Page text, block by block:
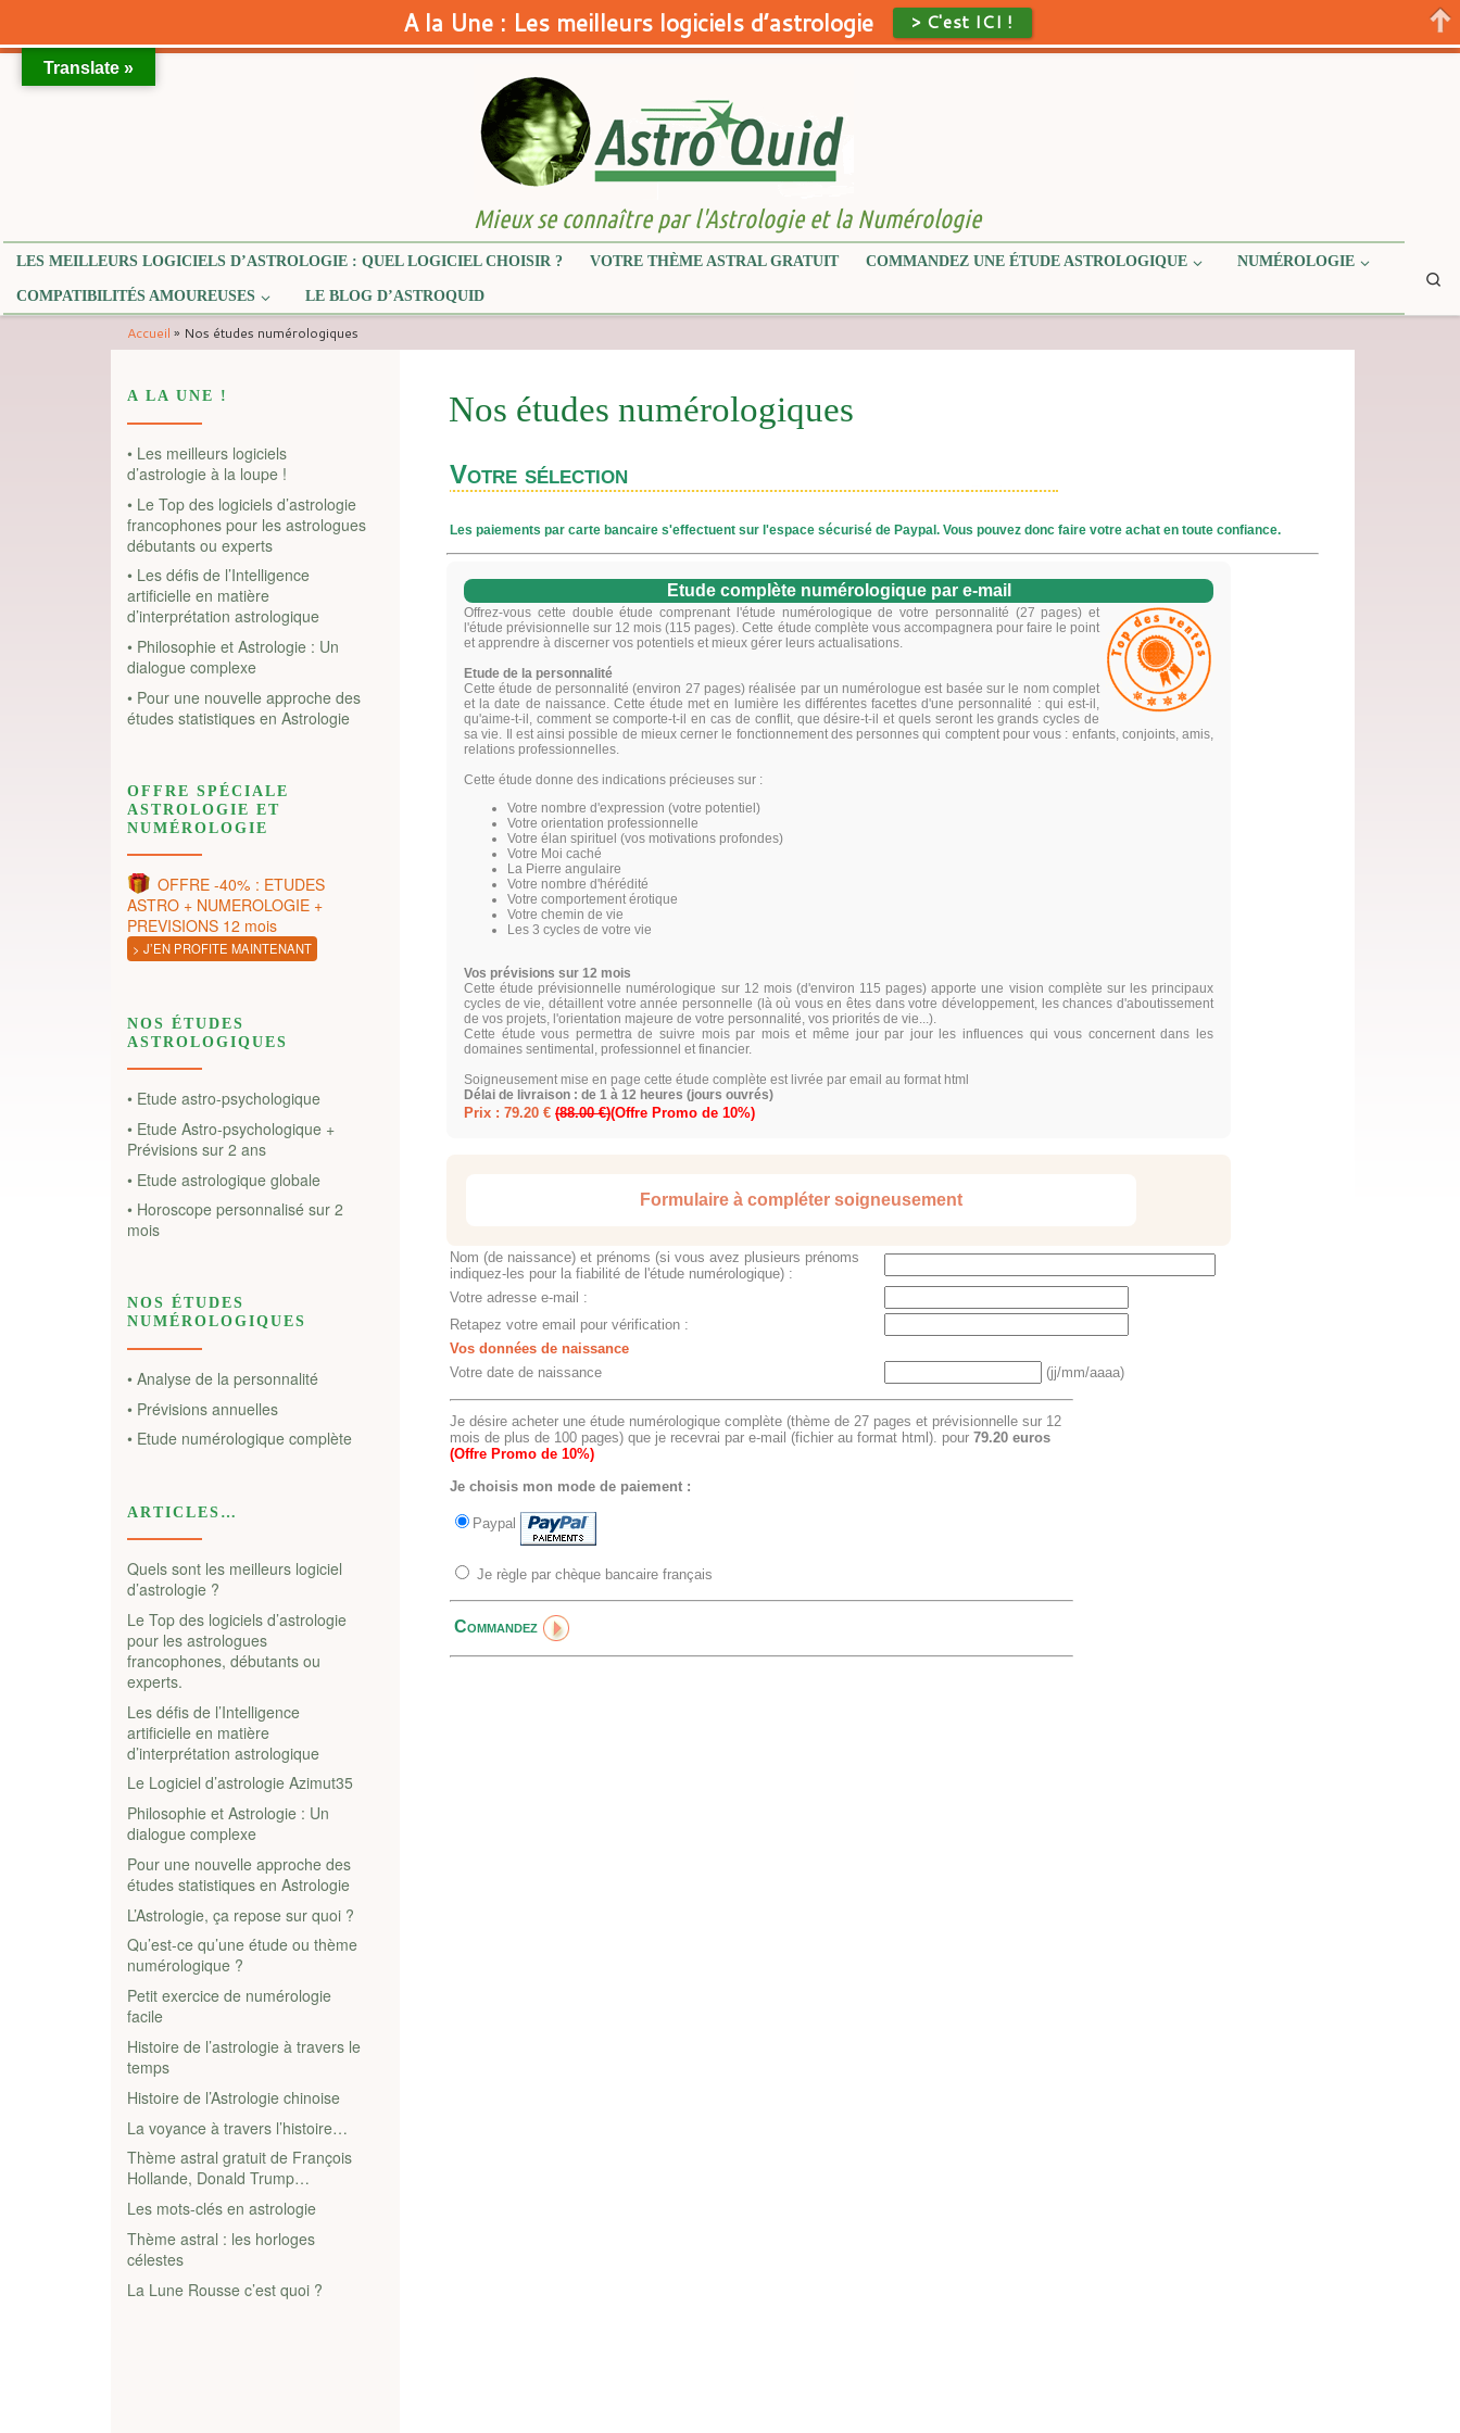
Skip to content
Mieux se connaître par l'Astrologie et la Numérologie
LES MEILLEURS LOGICIELS D’ASTROLOGIE : QUEL LOGICIEL CHOISIR ? VOTRE THÈME ASTRAL GRATUIT COMMANDEZ UNE ÉTUDE ASTROLOGIQUE
NUMÉROLOGIE
COMPATIBILITÉS AMOUREUSES
LE BLOG D’ASTROQUID
Accueil » Nos études numérologiques
Nos études numérologiques
A LA UNE !
• Les meilleurs logiciels
d’astrologie à la loupe !
• Le Top des logiciels d’astrologie
francophones pour les astrologues
débutants ou experts
• Les défis de l’Intelligence
artificielle en matière
d’interprétation astrologique
• Philosophie et Astrologie : Un
dialogue complexe
• Pour une nouvelle approche des
études statistiques en Astrologie
OFFRE SPÉCIALE
ASTROLOGIE ET
NUMÉROLOGIE
OFFRE -40% : ETUDES
ASTRO + NUMEROLOGIE +
PREVISIONS 12 mois
> J’EN PROFITE MAINTENANT
NOS ÉTUDES
ASTROLOGIQUES
• Etude astro-psychologique
• Etude Astro-psychologique +
Prévisions sur 2 ans
• Etude astrologique globale
• Horoscope personnalisé sur 2
mois
NOS ÉTUDES
NUMÉROLOGIQUES
• Analyse de la personnalité
• Prévisions annuelles
• Etude numérologique complète
ARTICLES…
Quels sont les meilleurs logiciel
d’astrologie ?
Le Top des logiciels d’astrologie
pour les astrologues
francophones, débutants ou
experts.
Les défis de l’Intelligence
artificielle en matière
d’interprétation astrologique
Le Logiciel d’astrologie Azimut35
Philosophie et Astrologie : Un
dialogue complexe
Pour une nouvelle approche des
études statistiques en Astrologie
L’Astrologie, ça repose sur quoi ?
Qu’est-ce qu’une étude ou thème
numérologique ?
Petit exercice de numérologie
facile
Histoire de l’astrologie à travers le
temps
Histoire de l’Astrologie chinoise
La voyance à travers l’histoire…
Thème astral gratuit de François
Hollande, Donald Trump…
Les mots-clés en astrologie
Thème astral : les horloges
célestes
La Lune Rousse c’est quoi ?
Translate »
A la Une : Les meilleurs logiciels d’astrologie > C'est ICI !